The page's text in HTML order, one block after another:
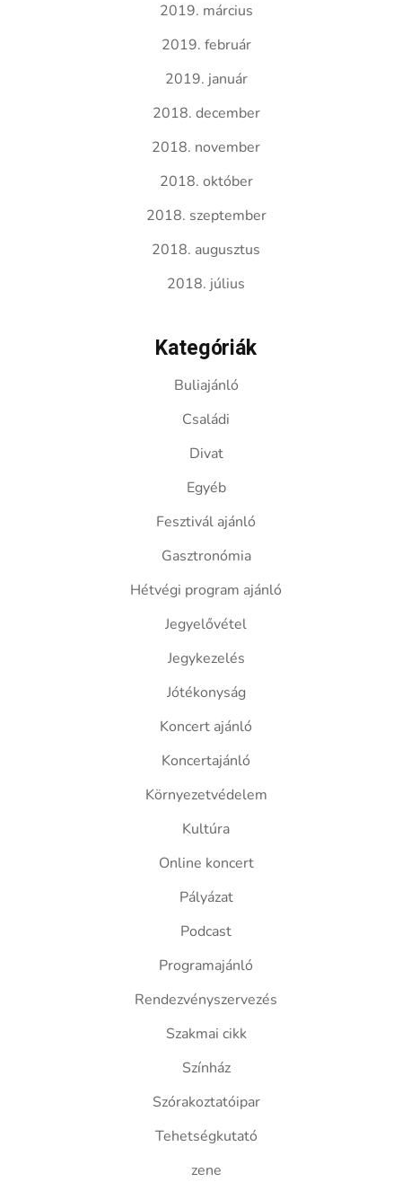
2019. március
2019. február
2019. január
2018. december
2018. november
2018. október
2018. szeptember
2018. augusztus
2018. július
Kategóriák
Buliajánló
Családi
Divat
Egyéb
Fesztivál ajánló
Gasztronómia
Hétvégi program ajánló
Jegyelővétel
Jegykezelés
Jótékonyság
Koncert ajánló
Koncertajánló
Környezetvédelem
Kultúra
Online koncert
Pályázat
Podcast
Programajánló
Rendezvényszervezés
Szakmai cikk
Színház
Szórakoztatóipar
Tehetségkutató
zene